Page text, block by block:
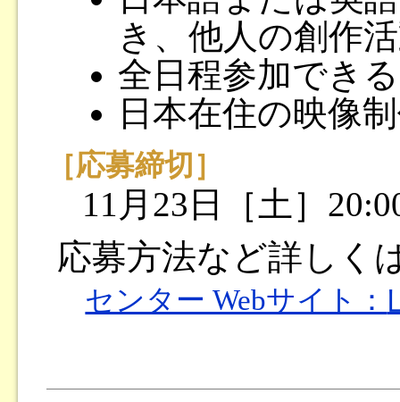
き、他人の創作
全日程参加でき
日本在住の映像
［応募締切］
11月23日［土］
応募方法など詳しく
センター Webサイト：